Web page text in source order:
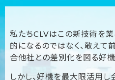
私たちCLVはこの新技術を
的になるのではなく、敢えて
合他社との差別化を図る好機
しかし、好機を最大限活用